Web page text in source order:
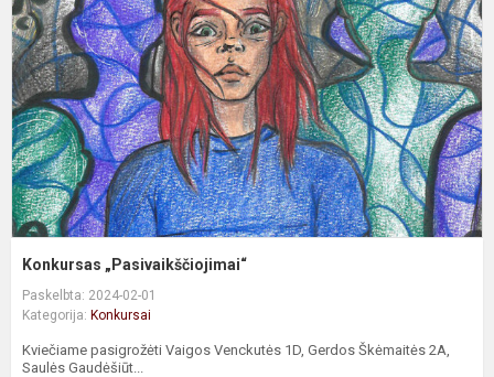
Konkursas „Pasivaikščiojimai“
Paskelbta: 2024-02-01
Kategorija: Konkursai
Kviečiame pasigrožėti Vaigos Venckutės 1D, Gerdos Škėmaitės 2A,
Saulės Gaudėšiūt...